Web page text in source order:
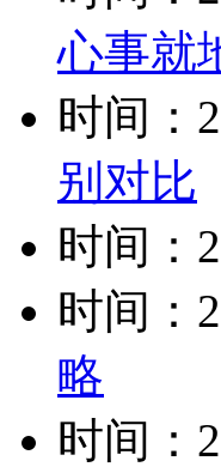
心事就
时间：
别对比
时间：
时间：
略
时间：